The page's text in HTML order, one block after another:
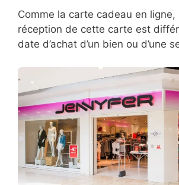
Comme la carte cadeau en
réception de cette carte est
date d’achat d’un bien ou d’une